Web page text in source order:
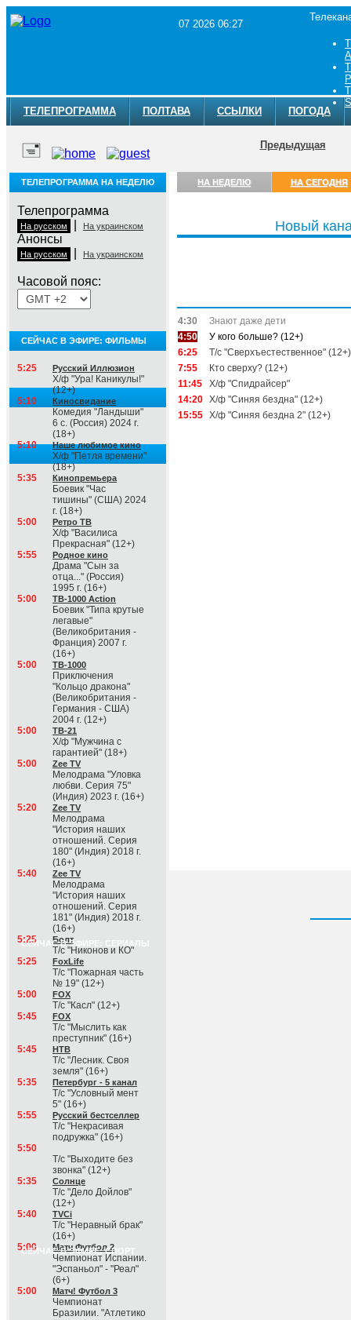
07 2026 06:27
ТЕЛЕПРОГРАММА ПОЛТАВА ССЫЛКИ ПОГОДА
Предыдущая
ТЕЛЕПРОГРАММА НА НЕДЕЛЮ
Телепрограмма
На русском На украинском
Анонсы
На русском На украинском
Часовой пояс:
СЕЙЧАС В ЭФИРЕ: ФИЛЬМЫ
5:25 Русский Иллюзион
Х/ф "Ура! Каникулы!"
(12+)
5:10
Киносвидание
Комедия "Ландыши"
6 с. (Россия) 2024 г.
(18+)
5:10
Наше любимое кино
Х/ф "Петля времени"
(18+)
5:35
Кинопремьера
Боевик "Час
тишины" (США) 2024
г. (18+)
5:00
Ретро ТВ
Х/ф "Василиса
Прекрасная" (12+)
5:55
Родное кино
Драма "Сын за
отца..." (Россия)
1995 г. (16+)
5:00
ТВ-1000 Action
Боевик "Типа крутые
легавые"
(Великобритания -
Франция) 2007 г.
(16+)
5:00
ТВ-1000
Приключения
"Кольцо дракона"
(Великобритания -
Германия - США)
2004 г. (12+)
5:00
ТВ-21
Х/ф "Мужчина с
гарантией" (18+)
5:00
Zee TV
Мелодрама "Уловка
любви. Серия 75"
(Индия) 2023 г. (16+)
5:20
Zee TV
Мелодрама
"История наших
отношений. Серия
180" (Индия) 2018 г.
(16+)
5:40
Zee TV
Мелодрама
"История наших
отношений. Серия
181" (Индия) 2018 г.
(16+)
СЕЙЧАС В ЭФИРЕ: СЕРИАЛЫ
5:25 Болт
Т/с "Никонов и КО"
5:25
FoxLife
Т/с "Пожарная часть
№ 19" (12+)
5:00
FOX
Т/с "Касл" (12+)
5:45
FOX
Т/с "Мыслить как
преступник" (16+)
5:45
НТВ
Т/с "Лесник. Своя
земля" (16+)
5:35
Петербург - 5 канал
Т/с "Условный мент
5" (16+)
5:55
Русский бестселлер
Т/с "Некрасивая
подружка" (16+)
5:50
Т/с "Выходите без
звонка" (12+)
5:35
Солнце
Т/с "Дело Дойлов"
(12+)
5:40
TVCi
Т/с "Неравный брак"
(16+)
СЕЙЧАС В ЭФИРЕ: СПОРТ
5:00 Матч Футбол 2
Чемпионат Испании.
"Эспаньол" - "Реал"
(6+)
5:00
Матч! Футбол 3
Чемпионат
Бразилии. "Атлетико
НА НЕДЕЛЮ НА СЕГОДНЯ
Новый
4:30
Знают даже дети
4:50
У кого больше? (12+)
6:25
Т/с "Сверхъестественное" (12+)
7:55
Кто сверху? (12+)
11:45
Х/ф "Спидрайсер"
14:20 Х/ф "Синяя бездна" (12+)
15:55 Х/ф "Синяя бездна 2" (12+)